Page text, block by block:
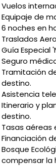
Vuelos
Equipaje de
6 noches en
Traslados
Guía Especial
Seguro
Tramitación
destino.
Asistencia
Itinerario y
destino.
Tasas aéreas
Financiación
Bosque
compensar la